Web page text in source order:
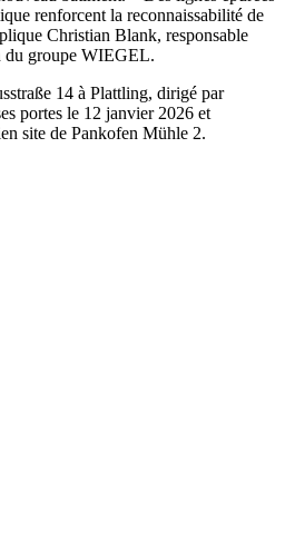
renforcent la reconnaissabilité de
Christian Blank, responsable
groupe WIEGEL.
14 à Plattling, dirigé par
portes le 12 janvier 2026 et
site de Pankofen Mühle 2.